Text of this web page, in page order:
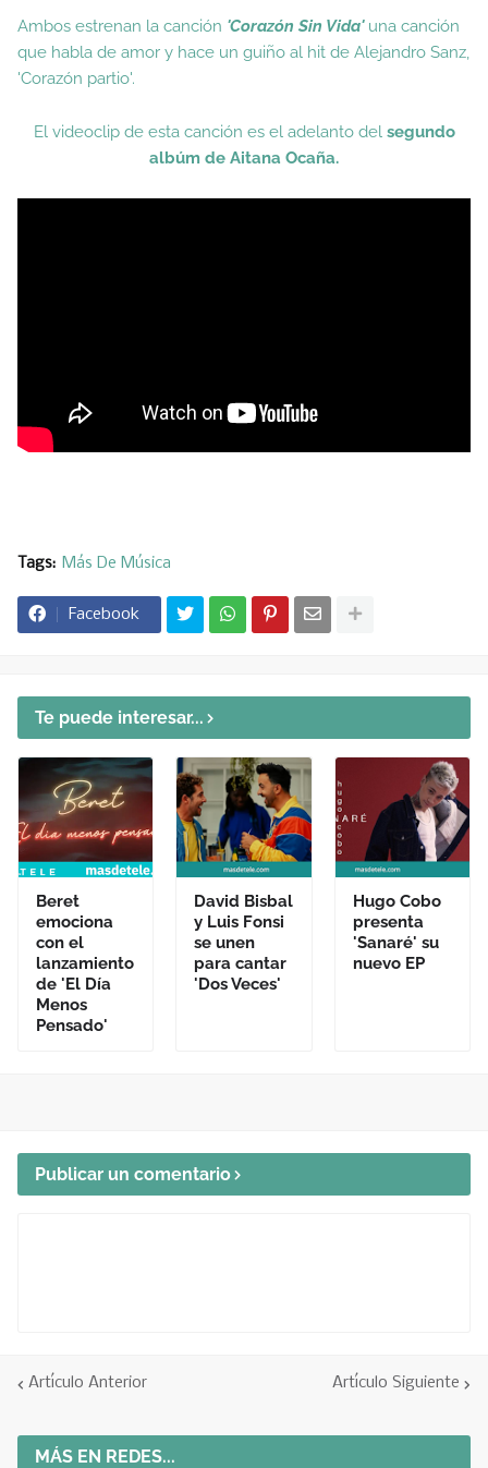
Ambos estrenan la canción 'Corazón Sin Vida' una canción
que habla de amor y hace un guiño al hit de Alejandro Sanz,
'Corazón partio'.
El videoclip de esta canción es el adelanto del segundo
albúm de Aitana Ocaña.
Tags: Más De Música
Facebook
Te puede interesar...
Beret
emociona
con el
lanzamiento
de 'El Día
Menos
Pensado'
David Bisbal
y Luis Fonsi
se unen
para cantar
'Dos Veces'
Hugo Cobo
presenta
'Sanaré' su
nuevo EP
Publicar un comentario
Artículo Anterior Artículo Siguiente
MÁS EN REDES...